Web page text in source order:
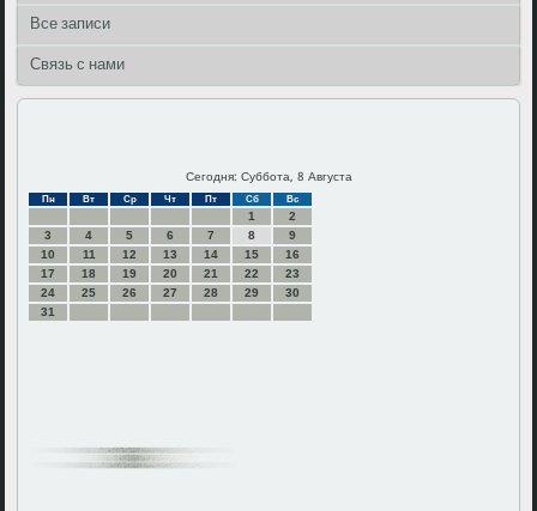
Все записи
Связь с нами
Сегодня: Суббота, 8 Августа
Пн Вт Ср Чт Пт Сб Вс
1
2
3
4 5 6 7 8
9
10
11 12 13 14 15
16
17
18 19 20 21 22
23
24
25 26 27 28 29
30
31